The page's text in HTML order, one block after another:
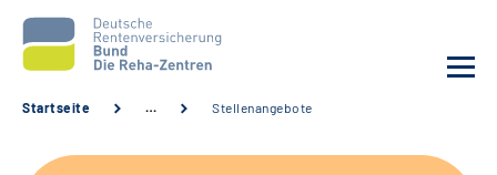
Startseite … Stellenangebote